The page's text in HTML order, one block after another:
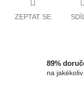
ZEPTAT SE
89%
na